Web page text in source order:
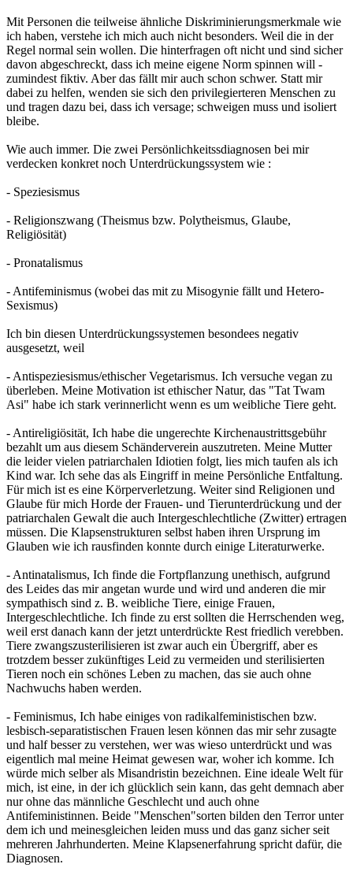
Mit Personen die teilweise ähnliche Diskriminierungsmerkmale wie
ich haben, verstehe ich mich auch nicht besonders. Weil die in der
Regel normal sein wollen. Die hinterfragen oft nicht und sind sicher
davon abgeschreckt, dass ich meine eigene Norm spinnen will -
zumindest fiktiv. Aber das fällt mir auch schon schwer. Statt mir
dabei zu helfen, wenden sie sich den privilegierteren Menschen zu
und tragen dazu bei, dass ich versage; schweigen muss und isoliert
bleibe.
Wie auch immer. Die zwei Persönlichkeitssdiagnosen bei mir
verdecken konkret noch Unterdrückungssystem wie :
- Speziesismus
- Religionszwang (Theismus bzw. Polytheismus, Glaube,
Religiösität)
- Pronatalismus
- Antifeminismus (wobei das mit zu Misogynie fällt und Hetero-
Sexismus)
Ich bin diesen Unterdrückungssystemen besondees negativ
ausgesetzt, weil
- Antispeziesismus/ethischer Vegetarismus. Ich versuche vegan zu
überleben. Meine Motivation ist ethischer Natur, das "Tat Twam
Asi" habe ich stark verinnerlicht wenn es um weibliche Tiere geht.
- Antireligiösität, Ich habe die ungerechte Kirchenaustrittsgebühr
bezahlt um aus diesem Schänderverein auszutreten. Meine Mutter
die leider vielen patriarchalen Idiotien folgt, lies mich taufen als ich
Kind war. Ich sehe das als Eingriff in meine Persönliche Entfaltung.
Für mich ist es eine Körperverletzung. Weiter sind Religionen und
Glaube für mich Horde der Frauen- und Tierunterdrückung und der
patriarchalen Gewalt die auch Intergeschlechtliche (Zwitter) ertragen
müssen. Die Klapsenstrukturen selbst haben ihren Ursprung im
Glauben wie ich rausfinden konnte durch einige Literaturwerke.
- Antinatalismus, Ich finde die Fortpflanzung unethisch, aufgrund
des Leides das mir angetan wurde und wird und anderen die mir
sympathisch sind z. B. weibliche Tiere, einige Frauen,
Intergeschlechtliche. Ich finde zu erst sollten die Herrschenden weg,
weil erst danach kann der jetzt unterdrückte Rest friedlich verebben.
Tiere zwangszusterilisieren ist zwar auch ein Übergriff, aber es
trotzdem besser zukünftiges Leid zu vermeiden und sterilisierten
Tieren noch ein schönes Leben zu machen, das sie auch ohne
Nachwuchs haben werden.
- Feminismus, Ich habe einiges von radikalfeministischen bzw.
lesbisch-separatistischen Frauen lesen können das mir sehr zusagte
und half besser zu verstehen, wer was wieso unterdrückt und was
eigentlich mal meine Heimat gewesen war, woher ich komme. Ich
würde mich selber als Misandristin bezeichnen. Eine ideale Welt für
mich, ist eine, in der ich glücklich sein kann, das geht demnach aber
nur ohne das männliche Geschlecht und auch ohne
Antifeministinnen. Beide "Menschen"sorten bilden den Terror unter
dem ich und meinesgleichen leiden muss und das ganz sicher seit
mehreren Jahrhunderten. Meine Klapsenerfahrung spricht dafür, die
Diagnosen.